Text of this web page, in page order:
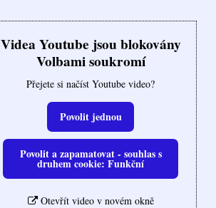
Videa Youtube jsou blokovány
Volbami soukromí
Přejete si načíst Youtube video?
Povolit jednou
Povolit a zapamatovat - souhlas s
druhem cookie: Funkční
Otevřít video v novém okně